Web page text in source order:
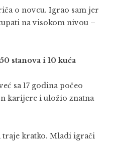
o novcu. Igrao sam jer
na visokom nivou –
stanova i 10 kuća
sa 17 godina počeo
karijere i uložio znatna
kratko. Mladi igrači